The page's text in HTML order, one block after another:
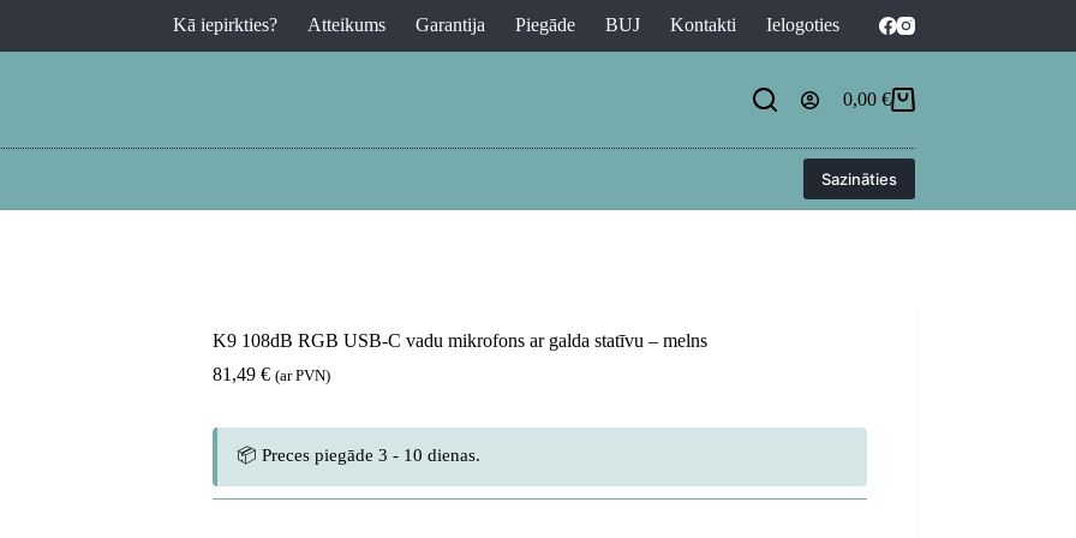
Kā iepirkties? Atteikums Garantija Piegāde BUJ Kontakti Ielogoties
Shopping
0,00 €
Sazināties
K9 108dB RGB USB-C vadu mikrofons ar galda statīvu – melns
81,49 € (ar PVN)
📦 Preces piegāde 3 - 10 dienas.